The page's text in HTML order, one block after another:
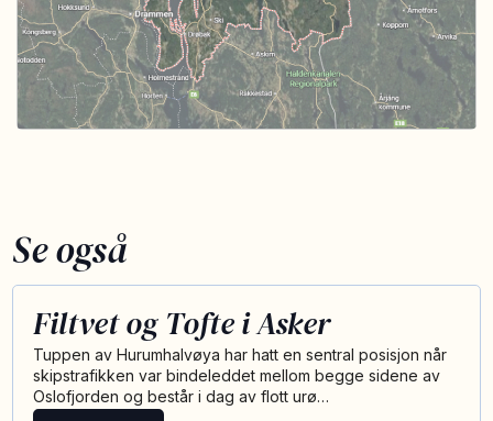
Se også
Filtvet og Tofte i Asker
Tuppen av Hurumhalvøya har hatt en sentral posisjon når
skipstrafikken var bindeleddet mellom begge sidene av
Oslofjorden og består i dag av flott urø…